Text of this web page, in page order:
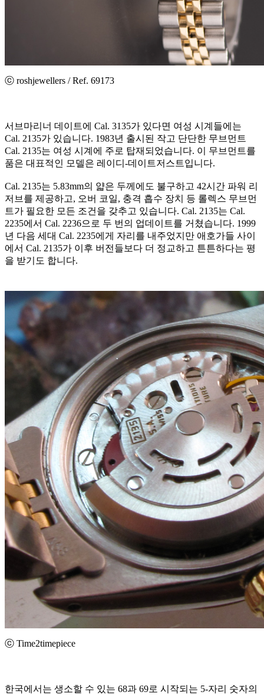
ⓒ roshjewellers / Ref. 69173
서브마리너 데이트에 Cal. 3135가 있다면 여성 시계들에는
Cal. 2135가 있습니다. 1983년 출시된 작고 단단한 무브먼트
Cal. 2135는 여성 시계에 주로 탑재되었습니다. 이 무브먼트를
품은 대표적인 모델은 레이디-데이트저스트입니다.
Cal. 2135는 5.83mm의 얇은 두께에도 불구하고 42시간 파워 리
저브를 제공하고, 오버 코일, 충격 흡수 장치 등 롤렉스 무브먼
트가 필요한 모든 조건을 갖추고 있습니다. Cal. 2135는 Cal.
2235에서 Cal. 2236으로 두 번의 업데이트를 거쳤습니다. 1999
년 다음 세대 Cal. 2235에게 자리를 내주었지만 애호가들 사이
에서 Cal. 2135가 이후 버전들보다 더 정교하고 튼튼하다는 평
을 받기도 합니다.
ⓒ Time2timepiece
한국에서는 생소할 수 있는 68과 69로 시작되는 5-자리 숫자의